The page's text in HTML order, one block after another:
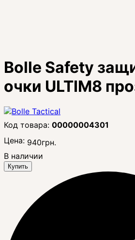
Bolle Safety
очки ULTIM8
00000004301
Цена: 940грн.
В наличии
Купить